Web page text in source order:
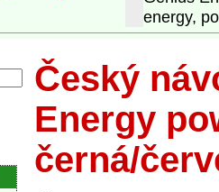
energy,
Český
Energy
černá/